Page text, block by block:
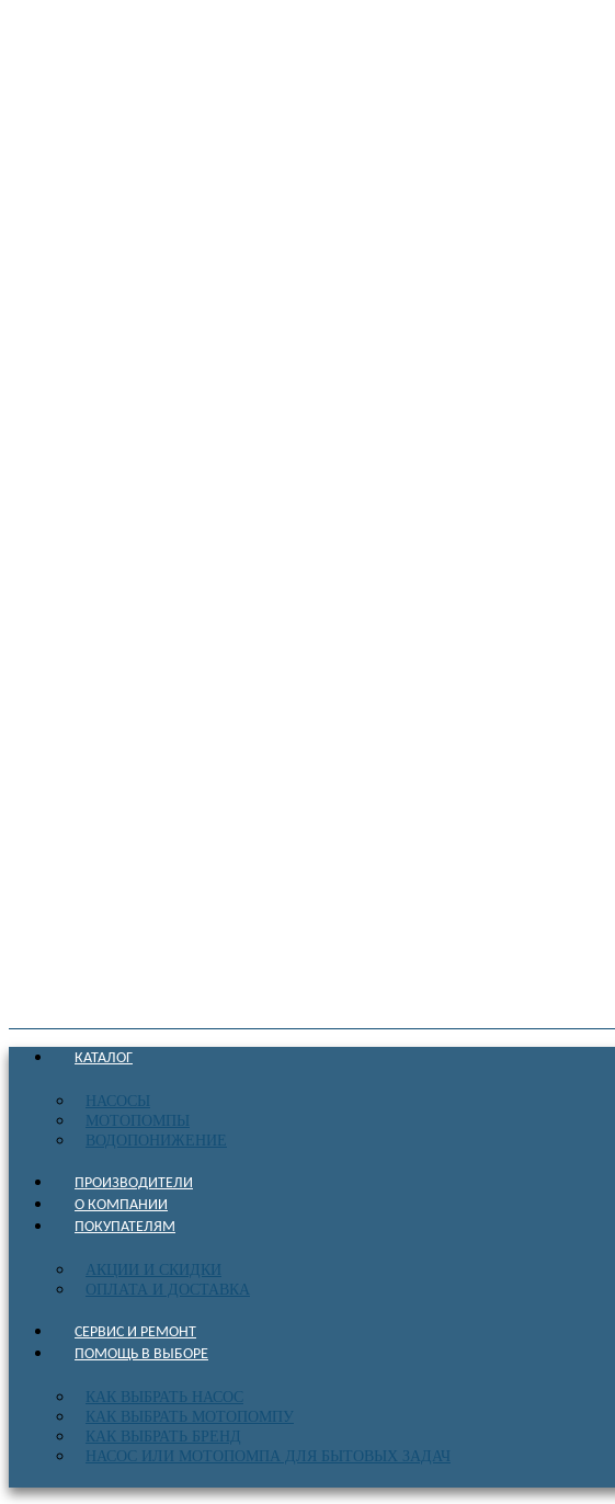
КАТАЛОГ
НАСОСЫ
МОТОПОМПЫ
ВОДОПОНИЖЕНИЕ
ПРОИЗВОДИТЕЛИ
О КОМПАНИИ
ПОКУПАТЕЛЯМ
АКЦИИ И СКИДКИ
ОПЛАТА И ДОСТАВКА
СЕРВИС И РЕМОНТ
ПОМОЩЬ В ВЫБОРЕ
КАК ВЫБРАТЬ НАСОС
КАК ВЫБРАТЬ МОТОПОМПУ
КАК ВЫБРАТЬ БРЕНД
НАСОС ИЛИ МОТОПОМПА ДЛЯ БЫТОВЫХ ЗАДАЧ